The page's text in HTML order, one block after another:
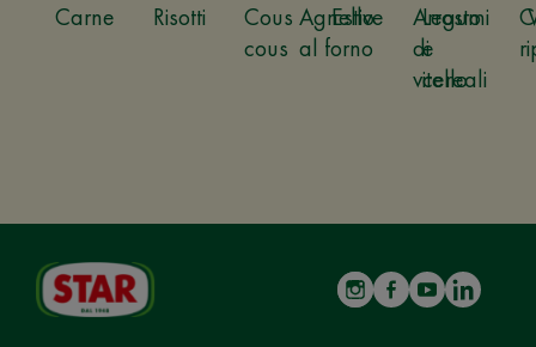
Carne Risotti
Cous
cous
Estive
Legumi
e
cereali
Agnello
al forno
Arrosto
di
vitello